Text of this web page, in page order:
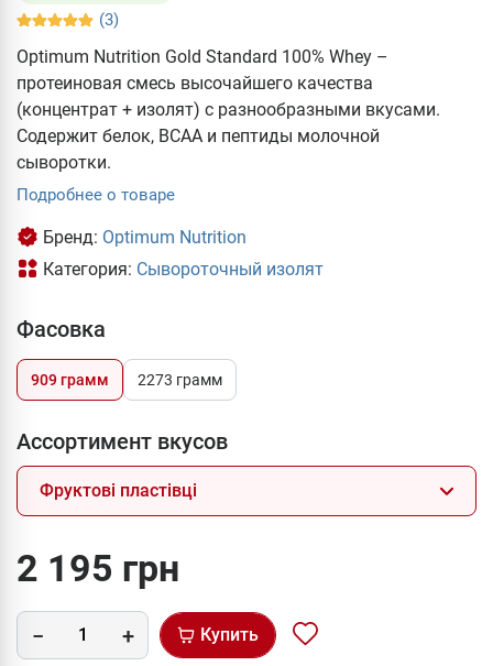
(3)
Optimum Nutrition Gold Standard 100% Whey –
протеиновая смесь высочайшего качества
(концентрат + изолят) с разнообразными вкусами.
Содержит белок, ВСАА и пептиды молочной
сыворотки.
Подробнее о товаре
Бренд: Optimum Nutrition
Категория: Сывороточный изолят
Фасовка
909 грамм 2273 грамм
Ассортимент вкусов
Фруктові пластівці
2 195 грн
Купить